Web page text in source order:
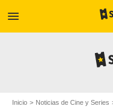
menu
Inicio Noticias de Cine y Series